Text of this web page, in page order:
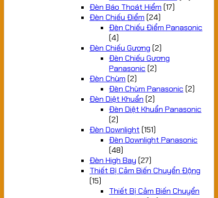
Đèn Báo Thoát Hiểm (17)
Đèn Chiếu Điểm (24)
Đèn Chiếu Điểm Panasonic
(4)
Đèn Chiếu Gương (2)
Đèn Chiếu Gương
Panasonic (2)
Đèn Chùm (2)
Đèn Chùm Panasonic (2)
Đèn Diệt Khuẩn (2)
Đèn Diệt Khuẩn Panasonic
(2)
Đèn Downlight (151)
Đèn Downlight Panasonic
(48)
Đèn High Bay (27)
Thiết Bị Cảm Biến Chuyển Động
(15)
Thiết Bị Cảm Biến Chuyển